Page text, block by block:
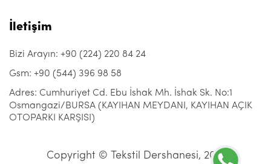
İletişim
Bizi Arayın: +90 (224) 220 84 24
Gsm: +90 (544) 396 98 58
Adres: Cumhuriyet Cd. Ebu İshak Mh. İshak Sk. No:1
Osmangazi/BURSA (KAYIHAN MEYDANI, KAYIHAN AÇIK
OTOPARKI KARŞISI)
Copyright © Tekstil Dershanesi, 2021